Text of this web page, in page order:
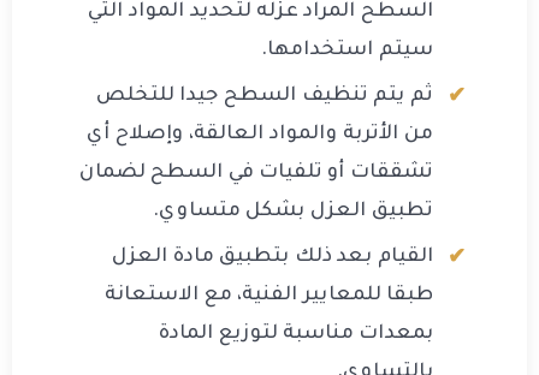
السطح المراد عزله لتحديد المواد التي
سيتم استخدامها.
ثم يتم تنظيف السطح جيدا للتخلص
من الأتربة والمواد العالقة، وإصلاح أي
تشققات أو تلفيات في السطح لضمان
تطبيق العزل بشكل متساوي.
القيام بعد ذلك بتطبيق مادة العزل
طبقا للمعايير الفنية، مع الاستعانة
بمعدات مناسبة لتوزيع المادة